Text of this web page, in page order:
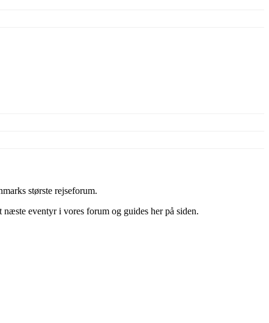
største rejseforum.
eventyr i vores forum og guides her på siden.